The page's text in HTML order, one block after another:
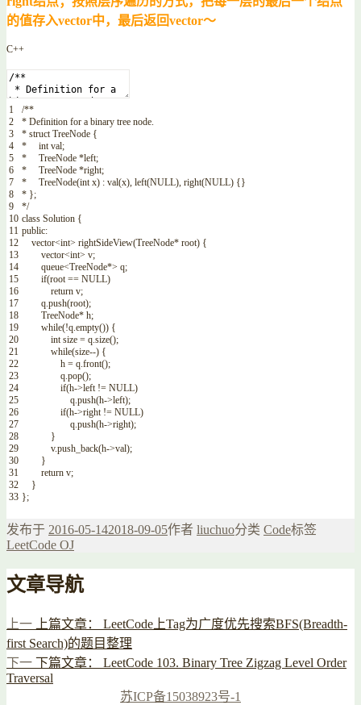
的值存入vector中，最后返回vector～
C++
1
2
3
4
5
6
7
8
9
10
11
12
13
14
15
16
17
18
19
20
21
22
23
24
25
26
27
28
29
30
31
32
33
/**
* Definition for a binary tree node.
* struct TreeNode {
* int val;
* TreeNode *left;
* TreeNode *right;
* TreeNode(int x) : val(x), left(NULL), right(NULL) {}
* };
*/
class Solution {
public:
vector<int> rightSideView(TreeNode* root) {
vector<int> v;
queue<TreeNode*> q;
if(root == NULL)
return v;
q.push(root);
TreeNode* h;
while(!q.empty()) {
int size = q.size();
while(size--) {
h = q.front();
q.pop();
if(h->left != NULL)
q.push(h->left);
if(h->right != NULL)
q.push(h->right);
}
v.push_back(h->val);
}
return v;
}
};
发布于 2016-05-142018-09-05作者 liuchuo分类 Code标签
LeetCode OJ
文章导航
上一 上篇文章：
LeetCode上Tag为广度优先搜索BFS(Breadth-
first Search)的题目整理
下一 下篇文章：
LeetCode 103. Binary Tree Zigzag Level Order
Traversal
苏ICP备15038923号-1